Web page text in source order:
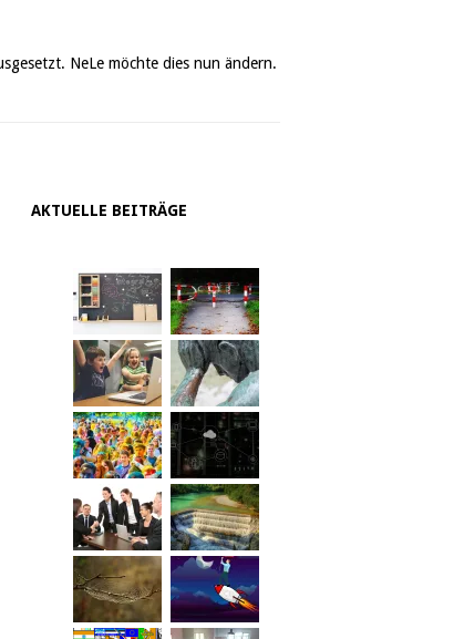
NeLe möchte dies nun ändern.
AKTUELLE BEITRÄGE